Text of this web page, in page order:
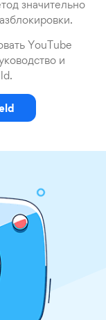
значительно
YouTube
и